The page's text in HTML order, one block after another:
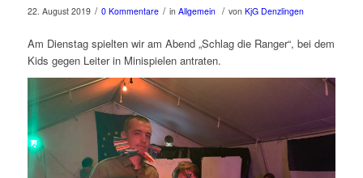
22. August 2019 / 0 Kommentare / in Allgemein / von KjG Denzlingen
Am Dienstag spielten wir am Abend „Schlag die Ranger“, bei dem
Kids gegen Leiter in Minispielen antraten.